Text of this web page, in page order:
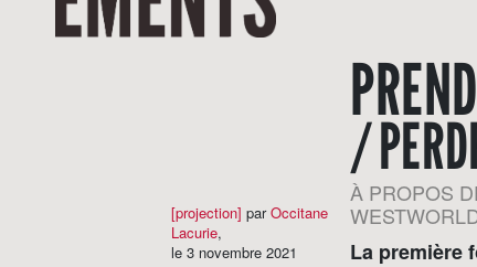
/
À PROPOS
[projection] parOccitane
Lacurie,
le 3 novembre 2021
La première